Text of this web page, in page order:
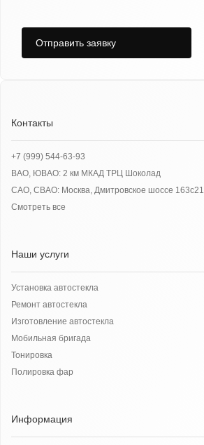
Отправить заявку
Контакты
+7 (999) 544-63-93
ВАО, ЮВАО: 2 км МКАД ТРЦ Шоколад
САО, СВАО: Москва, Дмитровское шоссе 163с21
Смотреть все
Наши услуги
Установка автостекла
Ремонт автостекла
Изготовление автостекла
Мобильная бригада
Тонировка
Полировка фар
Информация